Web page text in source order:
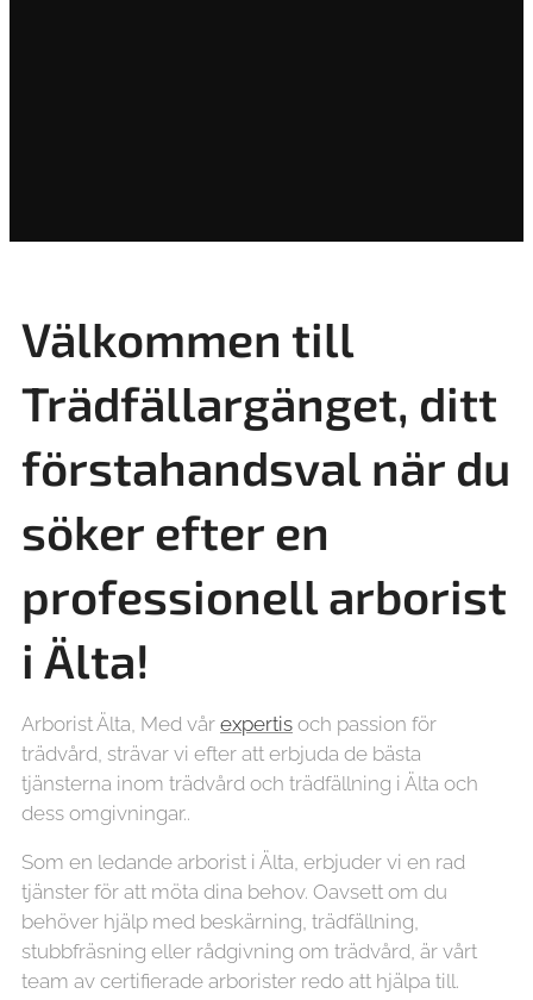
Välkommen till
Trädfällargänget, ditt
förstahandsval när du
söker efter en
professionell arborist
i Älta!
Arborist Älta, Med vår expertis och passion för
trädvård, strävar vi efter att erbjuda de bästa
tjänsterna inom trädvård och trädfällning i Älta och
dess omgivningar..
Som en ledande arborist i Älta, erbjuder vi en rad
tjänster för att möta dina behov. Oavsett om du
behöver hjälp med beskärning, trädfällning,
stubbfräsning eller rådgivning om trädvård, är vårt
team av certifierade arborister redo att hjälpa till.